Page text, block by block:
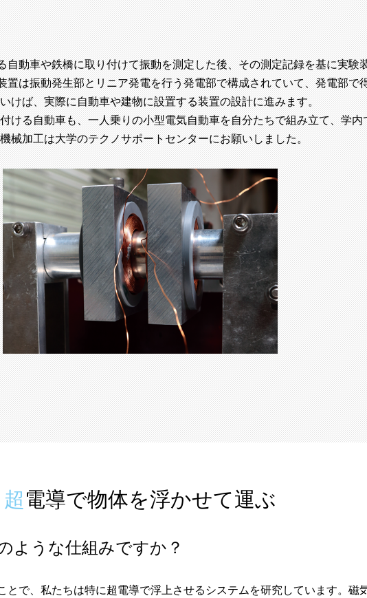
動車や鉄橋に取り付けて振動を測定した後、その測定記録を基に実験
は振動発生部とリニア発電を行う発電部で構成されていて、発電部で
けば、実際に自動車や建物に設置する装置の設計に進みます。
る自動車も、一人乗りの小型電気自動車を自分たちで組み立て、学内
械加工は大学のテクノサポートセンターにお願いしました。
超電導で物体を浮かせて運ぶ
ような仕組みですか？
で、私たちは特に超電導で浮上させるシステムを研究しています。磁